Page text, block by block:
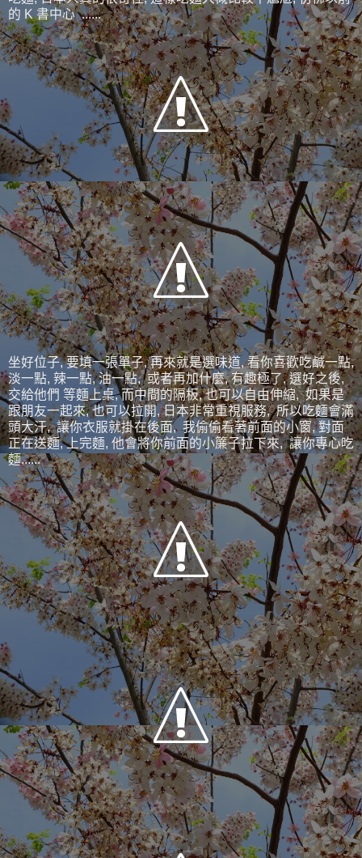
的 K 書中心 ......
坐好位子, 要填一張單子, 再來就是選味道, 看你喜歡吃鹹一點,
淡一點, 辣一點, 油一點, 或者再加什麼, 有趣極了, 選好之後,
交給他們 等麵上桌, 而中間的隔板, 也可以自由伸縮, 如果是
跟朋友一起來, 也可以拉開, 日本非常重視服務, 所以吃麵會滿
頭大汗, 讓你衣服就掛在後面, 我偷偷看著前面的小窗, 對面
正在送麵, 上完麵, 他會將你前面的小簾子拉下來, 讓你專心吃
麵......